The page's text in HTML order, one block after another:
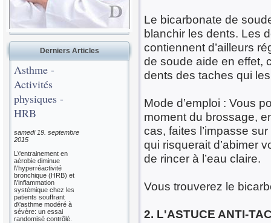
Derniers Articles
Asthme -
Activités
physiques -
HRB
samedi 19. septembre
2015
L\'entrainement en
aérobie diminue
l\'hyperréactivité
bronchique (HRB) et
l\'inflammation
systémique chez les
patients souffrant
d\'asthme modéré à
sévère: un essai
randomisé contrôlé.
Le bicarbonate de
blanchir les dents. Les
contiennent d’ailleurs
de soude aide en effet,
dents des taches qui
Mode d’emploi : Vous
moment du brossage,
cas, faites l’impasse
qui risquerait d’abimer
de rincer à l’eau claire.
Vous trouverez le
2. L'ASTUCE ANTI-